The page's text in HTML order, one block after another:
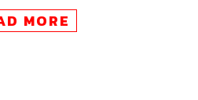
ไม่ซ้ำใคร ออกแบบในสไตล์
ที่โดดเด่นเหนือกาลเวลา ผสม
MORE